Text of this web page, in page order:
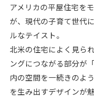
アメリカの平屋住宅を
が、現代の子育て世代
ルなテイスト。
北米の住宅によく見ら
ングにつながる部分が
内の空間を一続きのよ
を生み出すデザインが